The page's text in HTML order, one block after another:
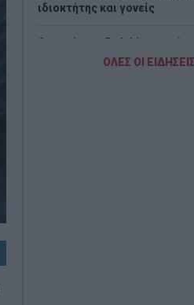
ιδιοκτήτης και γονείς
Ο τυφώνας «Dolphin»
- Πάνω από 50.000 κτίρια
ΟΛΕΣ ΟΙ